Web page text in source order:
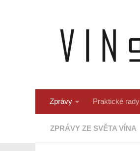
Zprávy Praktické rady
ZPRÁVY ZE SVĚTA VÍNA